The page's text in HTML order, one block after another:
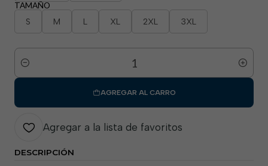
TAMAÑO
S M L XL 2XL 3XL
Cantidad
AGREGAR AL CARRO
Agregar a la lista de favoritos
DESCRIPCIÓN